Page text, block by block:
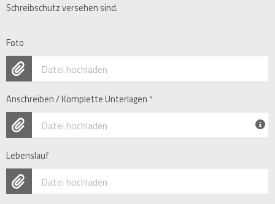
Schreibschutz versehen sind.
Foto
Datei hochladen
Anschreiben / Komplette Unterlagen *
Datei hochladen
Lebenslauf
Datei hochladen